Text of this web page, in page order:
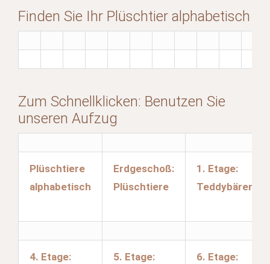
Finden Sie Ihr Plüschtier alphabetisch
Zum Schnellklicken: Benutzen Sie
unseren Aufzug
Plüschtiere
alphabetisch
Erdgeschoß:
Plüschtiere
1. Etage:
Teddybären
4. Etage:
5. Etage:
6. Etage: